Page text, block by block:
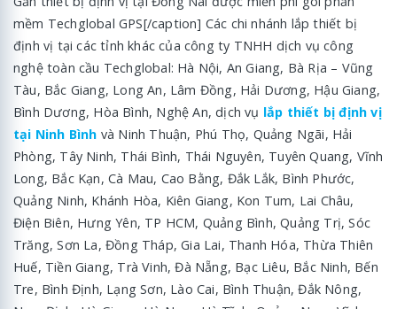
mềm Techglobal GPS[/caption] Các chi nhánh lắp thiết bị
định vị tại các tỉnh khác của công ty TNHH dịch vụ công
nghệ toàn cầu Techglobal: Hà Nội, An Giang, Bà Rịa – Vũng
Tàu, Bắc Giang, Long An, Lâm Đồng, Hải Dương, Hậu Giang,
Bình Dương, Hòa Bình, Nghệ An, dịch vụ lắp thiết bị định vị
tại Ninh Bình và Ninh Thuận, Phú Thọ, Quảng Ngãi, Hải
Phòng, Tây Ninh, Thái Bình, Thái Nguyên, Tuyên Quang, Vĩnh
Long, Bắc Kạn, Cà Mau, Cao Bằng, Đắk Lắk, Bình Phước,
Quảng Ninh, Khánh Hòa, Kiên Giang, Kon Tum, Lai Châu,
Điện Biên, Hưng Yên, TP HCM, Quảng Bình, Quảng Trị, Sóc
Trăng, Sơn La, Đồng Tháp, Gia Lai, Thanh Hóa, Thừa Thiên
Huế, Tiền Giang, Trà Vinh, Đà Nẵng, Bạc Liêu, Bắc Ninh, Bến
Tre, Bình Định, Lạng Sơn, Lào Cai, Bình Thuận, Đắk Nông,